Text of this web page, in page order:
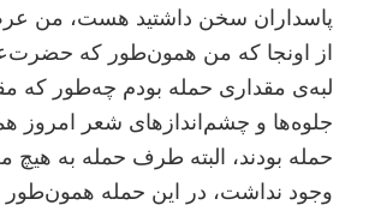
پاسداران سخن داشتید هست، من
از اونجا که من همون‌طور که
لبه‌ی مقداری حمله بودم چه‌طور که
جلوه‌ها و چشم‌اندازهای شعر
حمله بودند، البته طرف حمله به هیچ
وجود نداشت، در این حمله همون‌طور